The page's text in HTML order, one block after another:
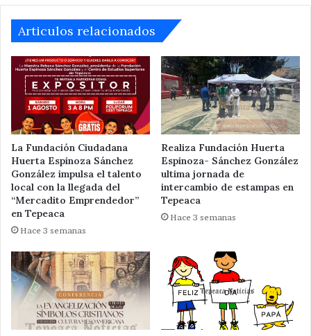
Articulos relacionados
La Fundación Ciudadana
Huerta Espinoza Sánchez
González impulsa el talento
local con la llegada del
“Mercadito Emprendedor”
en Tepeaca
Hace 3 semanas
Realiza Fundación Huerta
Espinoza- Sánchez González
ultima jornada de
intercambio de estampas en
Tepeaca
Hace 3 semanas